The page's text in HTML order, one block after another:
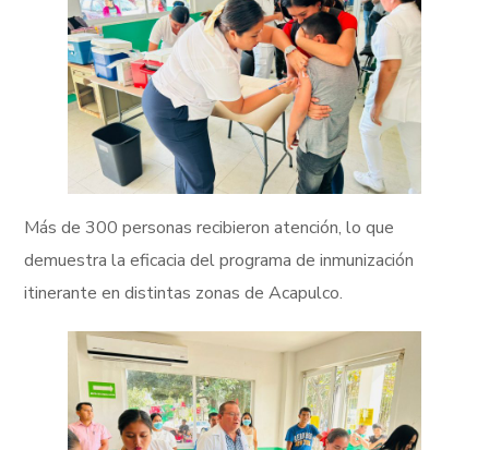
Más de 300 personas recibieron atención, lo que
demuestra la eficacia del programa de inmunización
itinerante en distintas zonas de Acapulco.